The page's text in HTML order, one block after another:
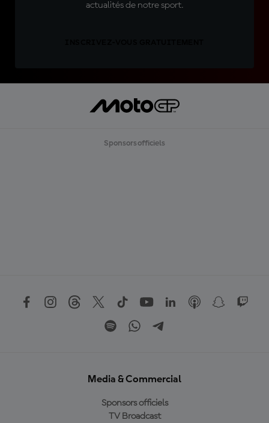
actualités de notre sport.
Sponsors officiels
Media & Commercial
Sponsors officiels
TV Broadcast